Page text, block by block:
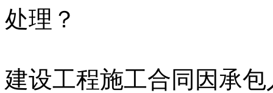
处理？
建设工程施工合同因承